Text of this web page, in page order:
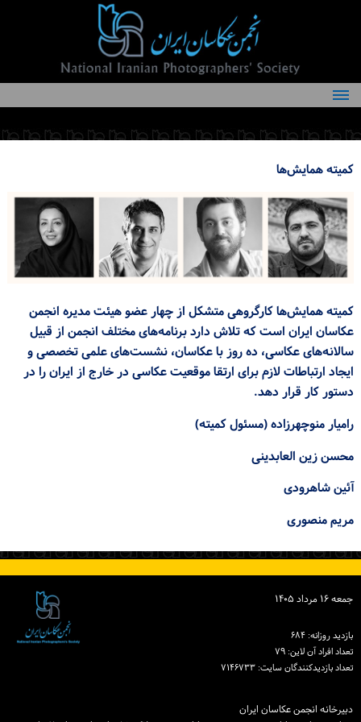
درباره انجمن
کمیته‌های انجمن
شرایط عضویت
اخبار
مقالات
فعالیت‌های انجمن
تماس با ما
ورود / ثبت‌نام
خرید کتاب
کمیتههمایش‌ها
کمیته همایش‌ها کارگروهی متشکل از چهار عضو هیئت مدیره انجمن
عکاسان ایران است که تلاش دارد برنامه‌های مختلف انجمن از قبیل
سالانه‌های عکاسی، ده روز با عکاسان، نشست‌های علمی تخصصی و
ایجاد ارتباطات لازم برای ارتقا موقعیت عکاسی در خارج از ایران را در
دستور کار قرار دهد.
رامیار منوچهرزاده (مسئول کمیته)
محسن زین العابدینی
آئین شاهرودی
مریم منصوری
جمعه ۱۶ مرداد ۱۴۰۵
بازدید روزانه: ۶۸۴
تعداد افراد آن لاین: ۷۹
تعداد بازدیدكنندگان سایت: ۷۱۴۶۷۳۳
دبیرخانه انجمن عکاسان ایران